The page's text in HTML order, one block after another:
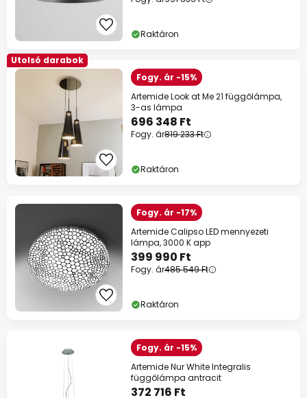
Raktáron
Utolsó darabok
Fogy. ár -15%
Artemide Look at Me 21 függőlámpa,
3-as lámpa
696 348 Ft
Fogy. ár819 233 Ft
Raktáron
Fogy. ár -17%
Artemide Calipso LED mennyezeti
lámpa, 3000 K app
399 990 Ft
Fogy. ár485 549 Ft
Raktáron
Fogy. ár -15%
Artemide Nur White Integralis
függőlámpa antracit
372 716 Ft